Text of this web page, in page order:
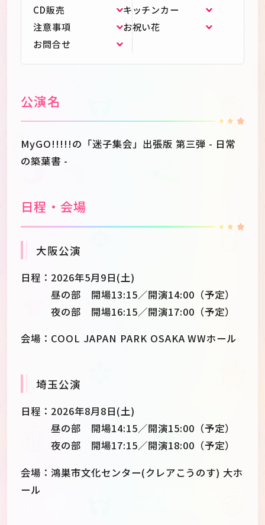
CD販売
キッチンカー
注意事項
お祝い花
お問合せ
公演名
MyGO!!!!!の「迷子集会」出張版 第三弾 - 日常
の築葉書 -
日程・会場
大阪公演
日程：2026年5月9日(土)
昼の部 開場13:15／開演14:00（予定）
夜の部 開場16:15／開演17:00（予定）
会場：COOL JAPAN PARK OSAKA WWホール
埼玉公演
日程：2026年8月8日(土)
昼の部 開場14:15／開演15:00（予定）
夜の部 開場17:15／開演18:00（予定）
会場：鴻巣市文化センター(クレアこうのす) 大ホ
ール